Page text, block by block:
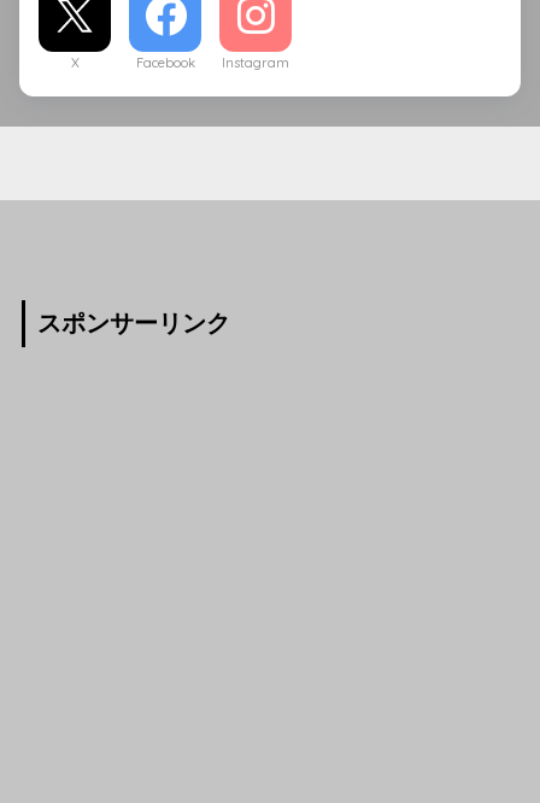
X Facebook Instagram
スポンサーリンク